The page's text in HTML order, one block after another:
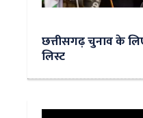
छत्तीसगढ़ चुनाव के
लिस्ट